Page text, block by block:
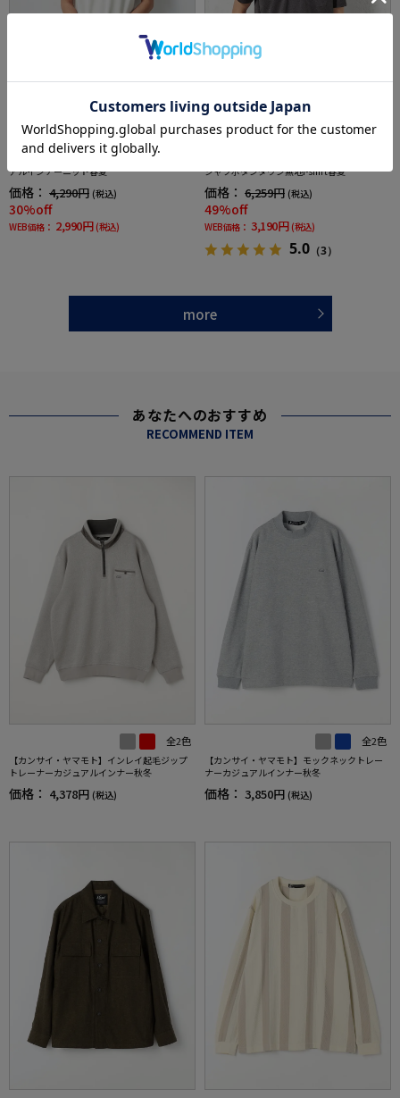
【TOKYORUN】半袖鹿の子ポロシャツカジュ
アルインナーニット春夏
価格： 4,290円 (税込)
30%off
WEB価格： 2,990円 (税込)
シャツボタンダウン無地i-shirt春夏
価格： 6,259円 (税込)
49%off
WEB価格： 3,190円 (税込)
5.0 （3）
more
あなたへのおすすめ
RECOMMEND ITEM
全2色
【カンサイ・ヤマモト】インレイ起毛ジップ
トレーナーカジュアルインナー秋冬
価格： 4,378円 (税込)
全2色
【カンサイ・ヤマモト】モックネックトレー
ナーカジュアルインナー秋冬
価格： 3,850円 (税込)